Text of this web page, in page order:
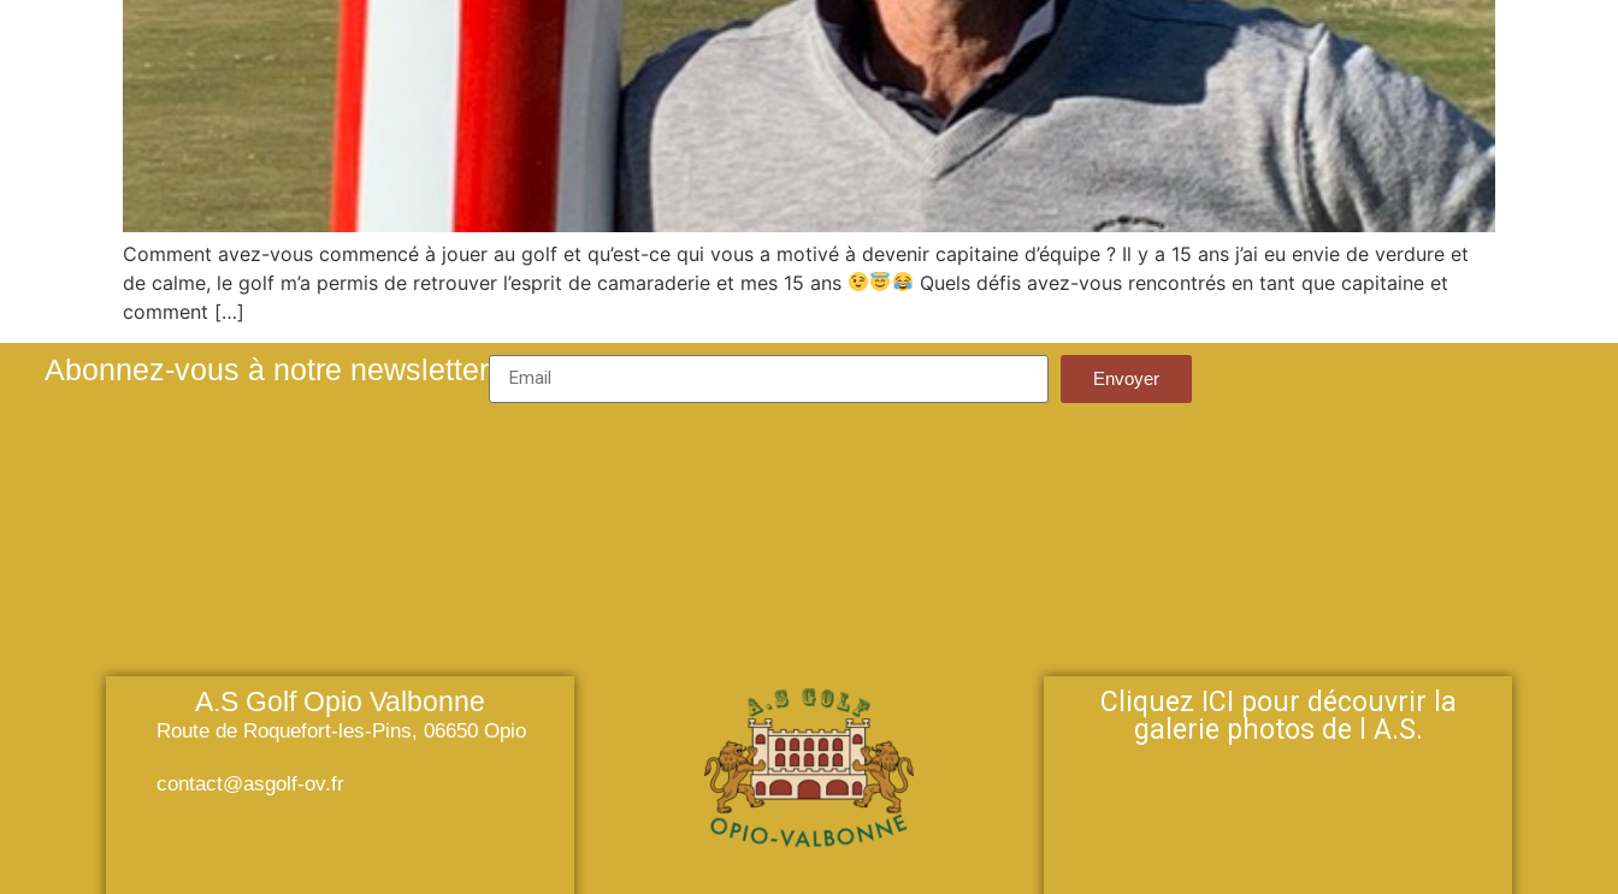
Comment avez-vous commencé à jouer au golf et qu’est-ce qui vous a motivé à devenir capitaine d’équipe ? Il y a 15 ans j’ai eu envie de verdure et
de calme, le golf m’a permis de retrouver l’esprit de camaraderie et mes 15 ans
Quels défis avez-vous rencontrés en tant que capitaine et
comment […]
Abonnez-vous à notre newsletter Envoyer
A.S Golf Opio Valbonne
Route de Roquefort-les-Pins, 06650 Opio
contact@asgolf-ov.fr
Cliquez ICI pour découvrir la
galerie photos de l A.S.